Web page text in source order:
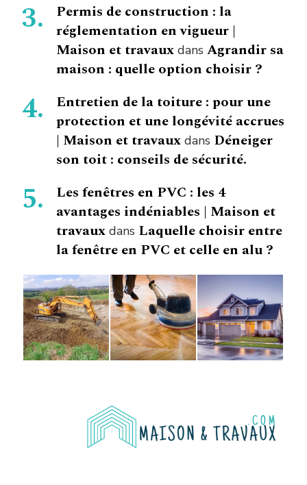
Permis de construction : la
réglementation en vigueur |
Maison et travaux dans Agrandir sa
maison : quelle option choisir ?
Entretien de la toiture : pour une
protection et une longévité accrues
| Maison et travaux dans Déneiger
son toit : conseils de sécurité.
Les fenêtres en PVC : les 4
avantages indéniables | Maison et
travaux dans Laquelle choisir entre
la fenêtre en PVC et celle en alu ?